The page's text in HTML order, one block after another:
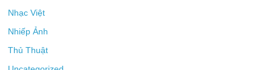
Nhạc Việt
Nhiếp Ảnh
Thủ Thuật